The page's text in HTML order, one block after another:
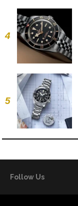
4
5
Follow Us